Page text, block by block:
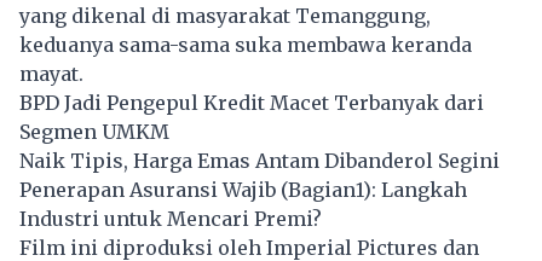
yang dikenal di masyarakat Temanggung,
keduanya sama-sama suka membawa keranda
mayat.
BPD Jadi Pengepul Kredit Macet Terbanyak dari
Segmen UMKM
Naik Tipis, Harga Emas Antam Dibanderol Segini
Penerapan Asuransi Wajib (Bagian1): Langkah
Industri untuk Mencari Premi?
Film ini diproduksi oleh Imperial Pictures dan